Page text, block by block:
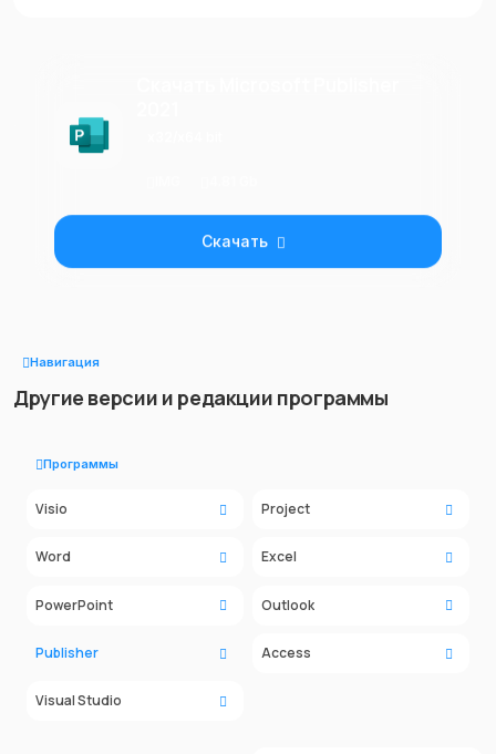
Скачать
Навигация
Другие версии и редакции программы
Программы
Visio Project
Word Excel
PowerPoint Outlook
Publisher Access
Visual Studio